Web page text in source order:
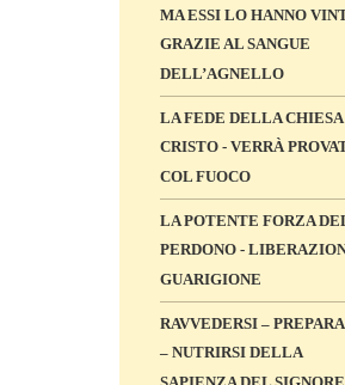
MA ESSI LO HANNO
GRAZIE AL SANGUE
DELL’AGNELLO
LA FEDE DELLA
CRISTO - VERRÀ
COL FUOCO
LA POTENTE FORZA
PERDONO -
GUARIGIONE
RAVVEDERSI –
– NUTRIRSI DELLA